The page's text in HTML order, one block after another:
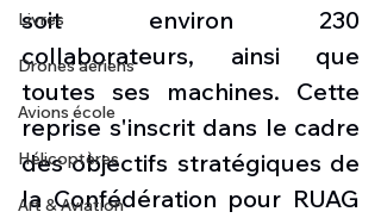
Livres
Drones aériens
Avions école
Hélicoptères
Art & Aviation
soit environ 230
collaborateurs, ainsi que
toutes ses machines. Cette
reprise s'inscrit dans le cadre
des objectifs stratégiques de
la Confédération pour RUAG